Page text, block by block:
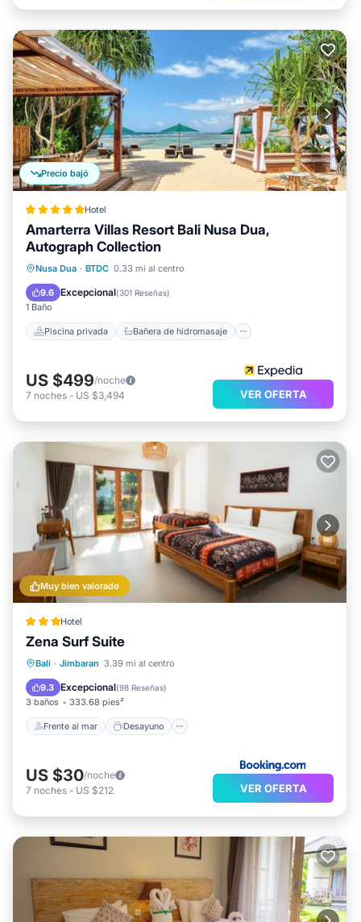
Precio bajó
Hotel
Amarterra Villas Resort Bali Nusa Dua,
Autograph Collection
Nusa Dua · BTDC 0.33 mi al centro
9.6 Excepcional(301 Reseñas)
1 Baño
Piscina privada Bañera de hidromasaje
Piscina privada
Bañera de hidromasaje
Desayuno
Aparcamiento
US $499/noche
7 noches - US $3,494 VER OFERTA
Muy bien valorado
Hotel
Zena Surf Suite
Bali · Jimbaran 3.39 mi al centro
9.3 Excepcional(98 Reseñas)
3 baños 333.68 pies²
Frente al mar Desayuno
Frente al mar
Desayuno
Aparcamiento
US $30/noche
7 noches - US $212 VER OFERTA